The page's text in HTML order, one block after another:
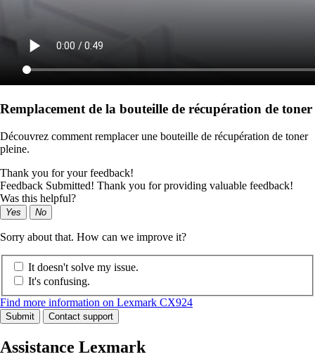
Remplacement de la bouteille de récupération de toner
Découvrez comment remplacer une bouteille de récupération de toner
pleine.
Thank you for your feedback!
Feedback Submitted! Thank you for providing valuable feedback!
Was this helpful?
Yes No
Sorry about that. How can we improve it?
It doesn't solve my issue.
It's confusing.
Find more information on Lexmark CX924
Submit Contact support
Assistance Lexmark